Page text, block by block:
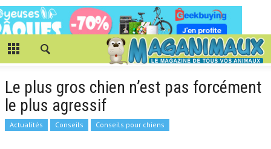
Le plus gros chien n’est pas forcément
le plus agressif
Actualités Conseils Conseils pour chiens